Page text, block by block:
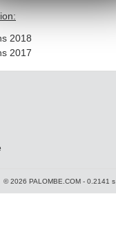
2018
2017
© 2026 PALOMBE.COM - 0.2141 s